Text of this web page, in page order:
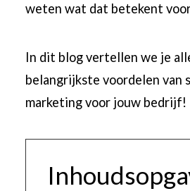
weten wat dat betekent
In dit blog vertellen we je
belangrijkste voordelen van
marketing voor jouw bedrijf!